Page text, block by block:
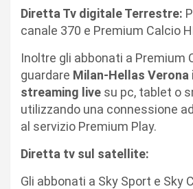
Diretta Tv digitale Terrestre:
canale 370 e Premium Calcio
Inoltre gli abbonati a Premium
guardare Milan-Hellas
streaming live su pc, tablet o
utilizzando una connessione
al servizio Premium Play.
Diretta tv sul satellite:
Gli abbonati a Sky Sport e Sky